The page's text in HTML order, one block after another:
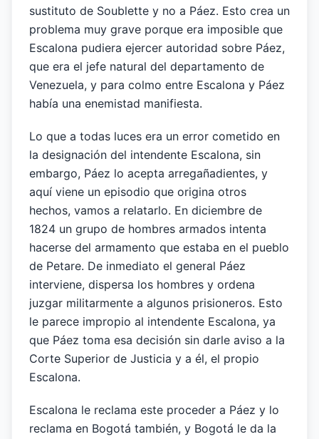
sustituto de Soublette y no a Páez. Esto crea un
problema muy grave porque era imposible que
Escalona pudiera ejercer autoridad sobre Páez,
que era el jefe natural del departamento de
Venezuela, y para colmo entre Escalona y Páez
había una enemistad manifiesta.
Lo que a todas luces era un error cometido en
la designación del intendente Escalona, sin
embargo, Páez lo acepta arregañadientes, y
aquí viene un episodio que origina otros
hechos, vamos a relatarlo. En diciembre de
1824 un grupo de hombres armados intenta
hacerse del armamento que estaba en el pueblo
de Petare. De inmediato el general Páez
interviene, dispersa los hombres y ordena
juzgar militarmente a algunos prisioneros. Esto
le parece impropio al intendente Escalona, ya
que Páez toma esa decisión sin darle aviso a la
Corte Superior de Justicia y a él, el propio
Escalona.
Escalona le reclama este proceder a Páez y lo
reclama en Bogotá también, y Bogotá le da la